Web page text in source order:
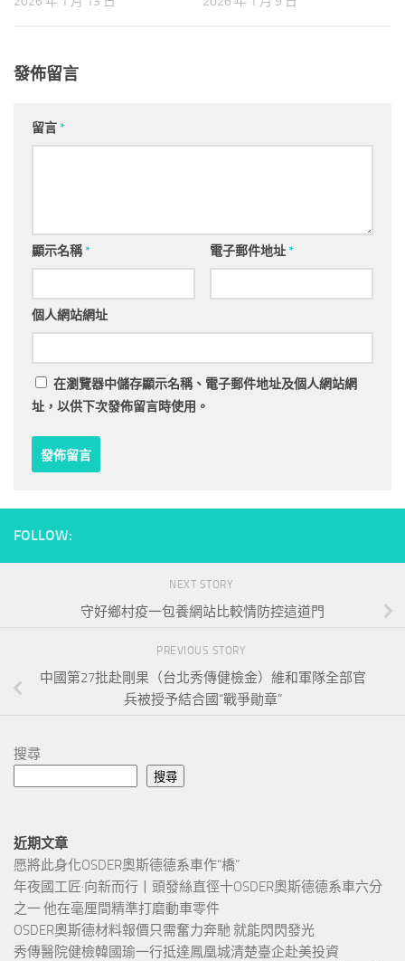
發佈留言
留言*
顯示名稱* 電子郵件地址*
個人網站網址
在瀏覽器中儲存顯示名稱、電子郵件地址及個人網站網
址，以供下次發佈留言時使用。
FOLLOW:
NEXT STORY
守好鄉村疫一包養網站比較情防控這道門
PREVIOUS STORY
中國第27批赴剛果（台北秀傳健檢金）維和軍隊全部官
兵被授予結合國“戰爭勛章”
搜尋
搜尋
近期文章
愿將此身化OSDER奧斯德德系車作“橋”
年夜國工匠·向新而行丨頭發絲直徑十OSDER奧斯德德系車六分
之一 他在毫厘間精準打磨動車零件
OSDER奧斯德材料報價只需奮力奔馳 就能閃閃發光
秀傳醫院健檢韓國瑜一行抵達鳳凰城清楚臺企赴美投資